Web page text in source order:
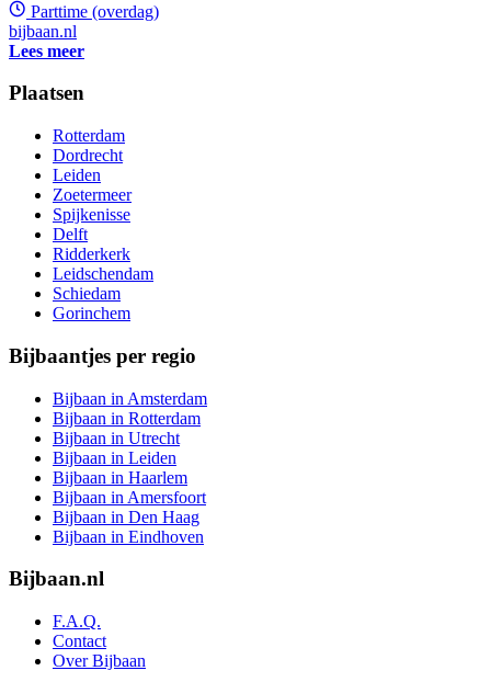
Parttime (overdag)
bijbaan.nl
Lees meer
Plaatsen
Rotterdam
Dordrecht
Leiden
Zoetermeer
Spijkenisse
Delft
Ridderkerk
Leidschendam
Schiedam
Gorinchem
Bijbaantjes per regio
Bijbaan in Amsterdam
Bijbaan in Rotterdam
Bijbaan in Utrecht
Bijbaan in Leiden
Bijbaan in Haarlem
Bijbaan in Amersfoort
Bijbaan in Den Haag
Bijbaan in Eindhoven
Bijbaan.nl
F.A.Q.
Contact
Over Bijbaan